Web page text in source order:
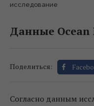
исследование
Данные Ocean
Поделиться:
Согласно данным